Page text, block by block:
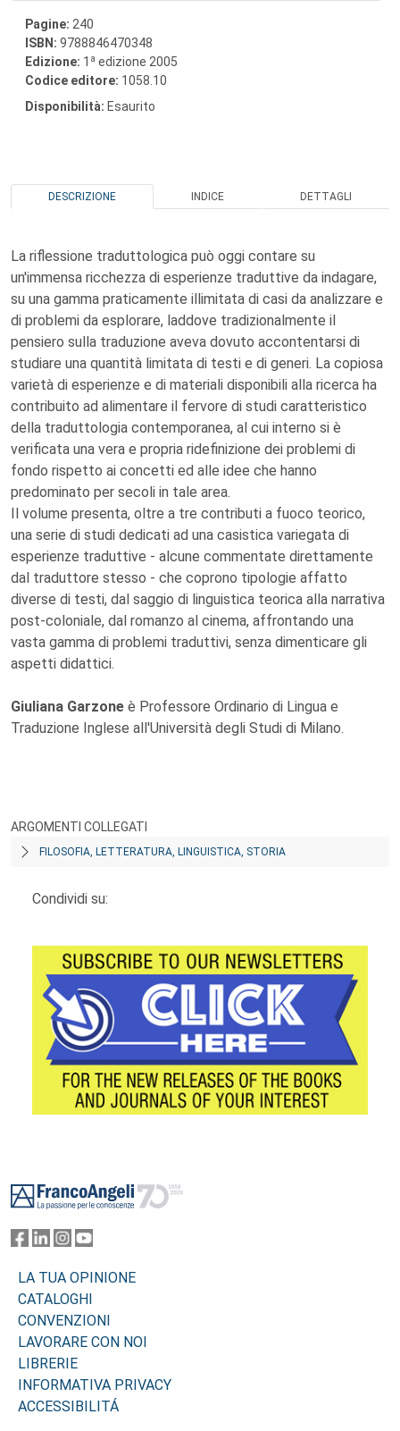
Pagine: 240
ISBN: 9788846470348
Edizione: 1 a edizione 2005
Codice editore: 1058.10
Disponibilità: Esaurito
DESCRIZIONE INDICE DETTAGLI
La riflessione traduttologica può oggi contare su
un'immensa ricchezza di esperienze traduttive da indagare,
su una gamma praticamente illimitata di casi da analizzare e
di problemi da esplorare, laddove tradizionalmente il
pensiero sulla traduzione aveva dovuto accontentarsi di
studiare una quantità limitata di testi e di generi. La copiosa
varietà di esperienze e di materiali disponibili alla ricerca ha
contribuito ad alimentare il fervore di studi caratteristico
della traduttologia contemporanea, al cui interno si è
verificata una vera e propria ridefinizione dei problemi di
fondo rispetto ai concetti ed alle idee che hanno
predominato per secoli in tale area.
Il volume presenta, oltre a tre contributi a fuoco teorico,
una serie di studi dedicati ad una casistica variegata di
esperienze traduttive - alcune commentate direttamente
dal traduttore stesso - che coprono tipologie affatto
diverse di testi, dal saggio di linguistica teorica alla narrativa
post-coloniale, dal romanzo al cinema, affrontando una
vasta gamma di problemi traduttivi, senza dimenticare gli
aspetti didattici.
Giuliana Garzone è Professore Ordinario di Lingua e
Traduzione Inglese all'Università degli Studi di Milano.
ARGOMENTI COLLEGATI
FILOSOFIA, LETTERATURA, LINGUISTICA, STORIA
Condividi su:
LA TUA OPINIONE
CATALOGHI
CONVENZIONI
LAVORARE CON NOI
LIBRERIE
INFORMATIVA PRIVACY
ACCESSIBILITÁ